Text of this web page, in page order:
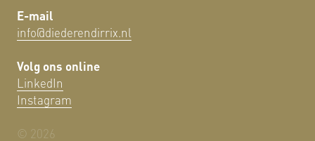
E-mail
info@diederendirrix.nl
Volg ons online
LinkedIn
Instagram
© 2026